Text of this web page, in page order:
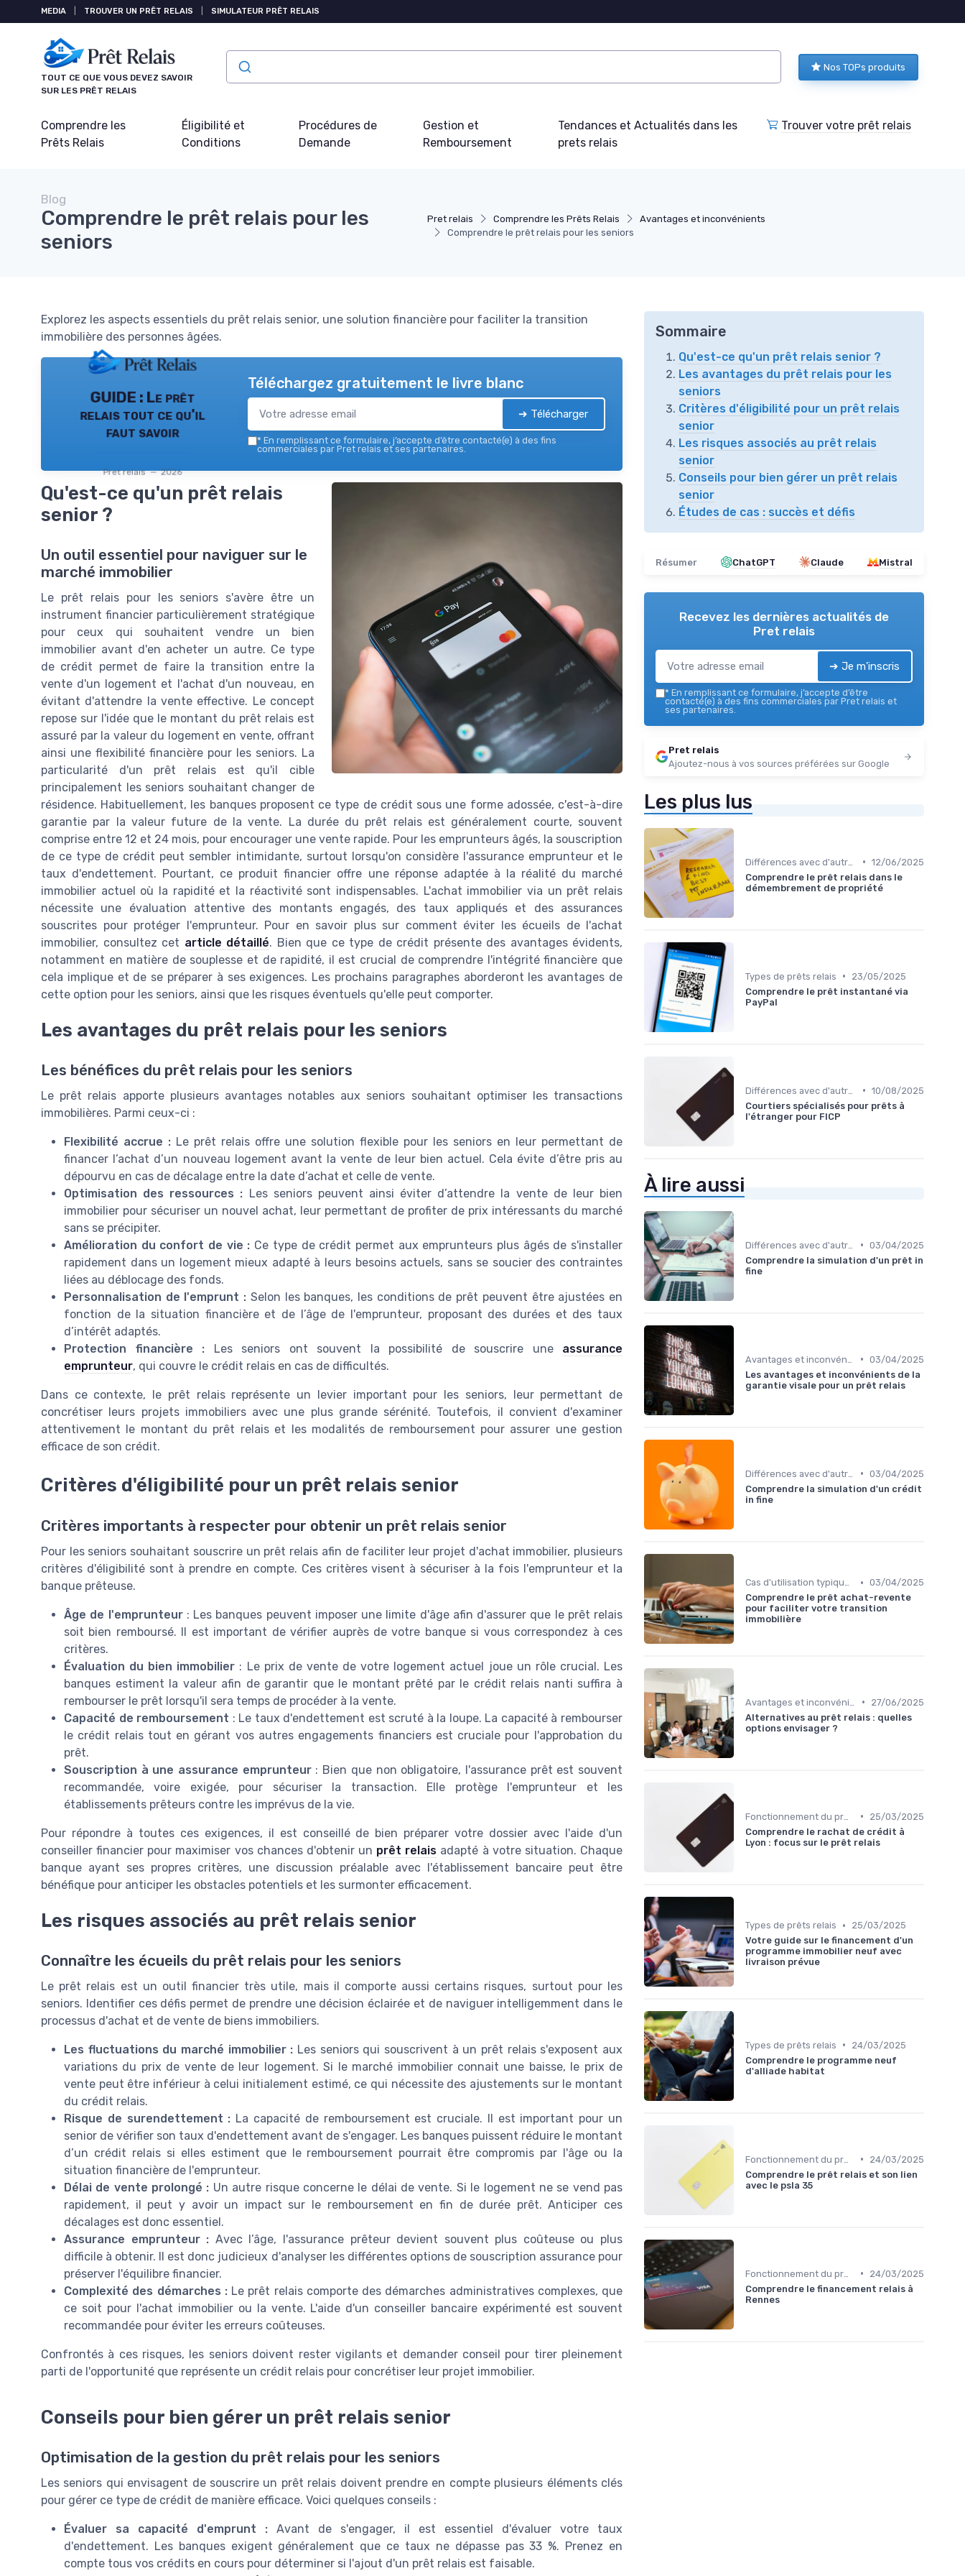
MEDIA TROUVER UN PRÊT RELAIS SIMULATEUR PRÊT RELAIS
TOUT CE QUE VOUS DEVEZ SAVOIR
SUR LES PRÊT RELAIS
Nos TOPs produits
Comprendre les
Prêts Relais
Éligibilité et
Conditions
Procédures de
Demande
Gestion et
Remboursement
Tendances et Actualités dans les
prets relais
Trouver votre prêt relais
Pret relais Comprendre les Prêts Relais
Avantages et inconvénients
Comprendre le prêt relais pour les seniors
Blog
Comprendre le prêt relais pour les
seniors
Explorez les aspects essentiels du prêt relais senior, une solution financière pour faciliter la transition
immobilière des personnes âgées.
GUIDE : Le prêt
relais tout ce qu'il
faut savoir
Pret relais — 2026
Téléchargez gratuitement le livre blanc
➔ Télécharger
* En remplissant ce formulaire, j’accepte d’être contacté(e) à des fins
commerciales par Pret relais et ses partenaires.
Qu'est-ce qu'un prêt relais
senior ?
Un outil essentiel pour naviguer sur le
marché immobilier
Le prêt relais pour les seniors s'avère être un
instrument financier particulièrement stratégique
pour ceux qui souhaitent vendre un bien
immobilier avant d'en acheter un autre. Ce type
de crédit permet de faire la transition entre la
vente d'un logement et l'achat d'un nouveau, en
évitant d'attendre la vente effective. Le concept
repose sur l'idée que le montant du prêt relais est
assuré par la valeur du logement en vente, offrant
ainsi une flexibilité financière pour les seniors. La
particularité d'un prêt relais est qu'il cible
principalement les seniors souhaitant changer de
résidence. Habituellement, les banques proposent ce type de crédit sous une forme adossée, c'est-à-dire
garantie par la valeur future de la vente. La durée du prêt relais est généralement courte, souvent
comprise entre 12 et 24 mois, pour encourager une vente rapide. Pour les emprunteurs âgés, la souscription
de ce type de crédit peut sembler intimidante, surtout lorsqu'on considère l'assurance emprunteur et le
taux d'endettement. Pourtant, ce produit financier offre une réponse adaptée à la réalité du marché
immobilier actuel où la rapidité et la réactivité sont indispensables. L'achat immobilier via un prêt relais
nécessite une évaluation attentive des montants engagés, des taux appliqués et des assurances
souscrites pour protéger l'emprunteur. Pour en savoir plus sur comment éviter les écueils de l'achat
immobilier, consultez cet article détaillé. Bien que ce type de crédit présente des avantages évidents,
notamment en matière de souplesse et de rapidité, il est crucial de comprendre l'intégrité financière que
cela implique et de se préparer à ses exigences. Les prochains paragraphes aborderont les avantages de
cette option pour les seniors, ainsi que les risques éventuels qu'elle peut comporter.
Les avantages du prêt relais pour les seniors
Les bénéfices du prêt relais pour les seniors
Le prêt relais apporte plusieurs avantages notables aux seniors souhaitant optimiser les transactions
immobilières. Parmi ceux-ci :
Flexibilité accrue : Le prêt relais offre une solution flexible pour les seniors en leur permettant de
financer l’achat d’un nouveau logement avant la vente de leur bien actuel. Cela évite d’être pris au
dépourvu en cas de décalage entre la date d’achat et celle de vente.
Optimisation des ressources : Les seniors peuvent ainsi éviter d’attendre la vente de leur bien
immobilier pour sécuriser un nouvel achat, leur permettant de profiter de prix intéressants du marché
sans se précipiter.
Amélioration du confort de vie : Ce type de crédit permet aux emprunteurs plus âgés de s'installer
rapidement dans un logement mieux adapté à leurs besoins actuels, sans se soucier des contraintes
liées au déblocage des fonds.
Personnalisation de l'emprunt : Selon les banques, les conditions de prêt peuvent être ajustées en
fonction de la situation financière et de l’âge de l'emprunteur, proposant des durées et des taux
d’intérêt adaptés.
Protection financière : Les seniors ont souvent la possibilité de souscrire une assurance
emprunteur, qui couvre le crédit relais en cas de difficultés.
Dans ce contexte, le prêt relais représente un levier important pour les seniors, leur permettant de
concrétiser leurs projets immobiliers avec une plus grande sérénité. Toutefois, il convient d'examiner
attentivement le montant du prêt relais et les modalités de remboursement pour assurer une gestion
efficace de son crédit.
Critères d'éligibilité pour un prêt relais senior
Critères importants à respecter pour obtenir un prêt relais senior
Pour les seniors souhaitant souscrire un prêt relais afin de faciliter leur projet d'achat immobilier, plusieurs
critères d'éligibilité sont à prendre en compte. Ces critères visent à sécuriser à la fois l'emprunteur et la
banque prêteuse.
Âge de l'emprunteur: Les banques peuvent imposer une limite d'âge afin d'assurer que le prêt relais
soit bien remboursé. Il est important de vérifier auprès de votre banque si vous correspondez à ces
critères.
Évaluation du bien immobilier : Le prix de vente de votre logement actuel joue un rôle crucial. Les
banques estiment la valeur afin de garantir que le montant prêté par le crédit relais nanti suffira à
rembourser le prêt lorsqu'il sera temps de procéder à la vente.
Capacité de remboursement : Le taux d'endettement est scruté à la loupe. La capacité à rembourser
le crédit relais tout en gérant vos autres engagements financiers est cruciale pour l'approbation du
prêt.
Souscription à une assurance emprunteur: Bien que non obligatoire, l'assurance prêt est souvent
recommandée, voire exigée, pour sécuriser la transaction. Elle protège l'emprunteur et les
établissements prêteurs contre les imprévus de la vie.
Pour répondre à toutes ces exigences, il est conseillé de bien préparer votre dossier avec l'aide d'un
conseiller financier pour maximiser vos chances d'obtenir un prêt relais adapté à votre situation. Chaque
banque ayant ses propres critères, une discussion préalable avec l'établissement bancaire peut être
bénéfique pour anticiper les obstacles potentiels et les surmonter efficacement.
Les risques associés au prêt relais senior
Connaître les écueils du prêt relais pour les seniors
Le prêt relais est un outil financier très utile, mais il comporte aussi certains risques, surtout pour les
seniors. Identifier ces défis permet de prendre une décision éclairée et de naviguer intelligemment dans le
processus d'achat et de vente de biens immobiliers.
Les fluctuations du marché immobilier : Les seniors qui souscrivent à un prêt relais s'exposent aux
variations du prix de vente de leur logement. Si le marché immobilier connait une baisse, le prix de
vente peut être inférieur à celui initialement estimé, ce qui nécessite des ajustements sur le montant
du crédit relais.
Risque de surendettement : La capacité de remboursement est cruciale. Il est important pour un
senior de vérifier son taux d'endettement avant de s'engager. Les banques puissent réduire le montant
d’un crédit relais si elles estiment que le remboursement pourrait être compromis par l'âge ou la
situation financière de l'emprunteur.
Délai de vente prolongé : Un autre risque concerne le délai de vente. Si le logement ne se vend pas
rapidement, il peut y avoir un impact sur le remboursement en fin de durée prêt. Anticiper ces
décalages est donc essentiel.
Assurance emprunteur : Avec l’âge, l'assurance prêteur devient souvent plus coûteuse ou plus
difficile à obtenir. Il est donc judicieux d'analyser les différentes options de souscription assurance pour
préserver l'équilibre financier.
Complexité des démarches :Le prêt relais comporte des démarches administratives complexes, que
ce soit pour l'achat immobilier ou la vente. L'aide d'un conseiller bancaire expérimenté est souvent
recommandée pour éviter les erreurs coûteuses.
Confrontés à ces risques, les seniors doivent rester vigilants et demander conseil pour tirer pleinement
parti de l'opportunité que représente un crédit relais pour concrétiser leur projet immobilier.
Conseils pour bien gérer un prêt relais senior
Optimisation de la gestion du prêt relais pour les seniors
Les seniors qui envisagent de souscrire un prêt relais doivent prendre en compte plusieurs éléments clés
pour gérer ce type de crédit de manière efficace. Voici quelques conseils :
Évaluer sa capacité d'emprunt : Avant de s'engager, il est essentiel d'évaluer votre taux
d'endettement. Les banques exigent généralement que ce taux ne dépasse pas 33 %. Prenez en
compte tous vos crédits en cours pour déterminer si l'ajout d'un prêt relais est faisable.
Sommaire
Qu'est-ce qu'un prêt relais senior ?
Les avantages du prêt relais pour les
seniors
Critères d'éligibilité pour un prêt relais
senior
Les risques associés au prêt relais
senior
Conseils pour bien gérer un prêt relais
senior
Études de cas : succès et défis
Résumer ChatGPT Claude Mistral
Recevez les dernières actualités de
Pret relais
➔ Je m'inscris
* En remplissant ce formulaire, j’accepte d’être
contacté(e) à des fins commerciales par Pret relais et
ses partenaires.
Pret relais
Ajoutez-nous à vos sources préférées sur Google
Les plus lus
• 12/06/2025
Comprendre le prêt relais dans le
démembrement de propriété
Types de prêts relais •
23/05/2025
Comprendre le prêt instantané via
PayPal
• 10/08/2025
Courtiers spécialisés pour prêts à
l'étranger pour FICP
À lire aussi
• 03/04/2025
Comprendre la simulation d'un prêt in
fine
• 03/04/2025
Les avantages et inconvénients de la
garantie visale pour un prêt relais
• 03/04/2025
Comprendre la simulation d'un crédit
in fine
Cas d'utilisation typiques • 03/04/2025
Comprendre le prêt achat-revente
pour faciliter votre transition
immobilière
•
27/06/2025
Alternatives au prêt relais : quelles
options envisager ?
•
25/03/2025
Comprendre le rachat de crédit à
Lyon : focus sur le prêt relais
Types de prêts relais •
25/03/2025
Votre guide sur le financement d'un
programme immobilier neuf avec
livraison prévue
Types de prêts relais •
24/03/2025
Comprendre le programme neuf
d'alliade habitat
•
24/03/2025
Comprendre le prêt relais et son lien
avec le psla 35
•
24/03/2025
Comprendre le financement relais à
Rennes
Panneau de gestion des cookies